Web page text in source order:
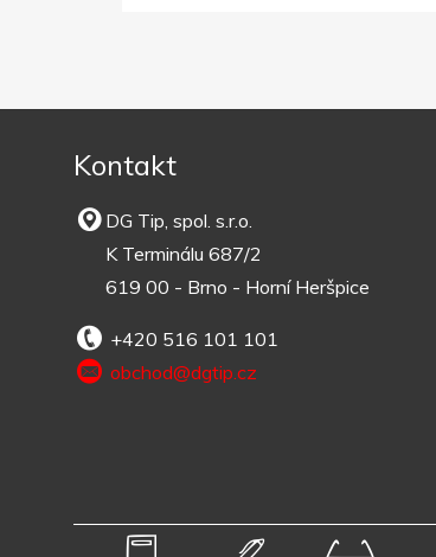
Kontakt
DG Tip, spol. s.r.o.
K Terminálu 687/2
619 00 - Brno - Horní Heršpice
+420 516 101 101
obchod@dgtip.cz